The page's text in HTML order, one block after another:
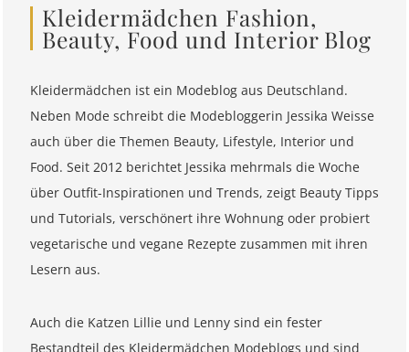
Kleidermädchen Fashion,
Beauty, Food und Interior Blog
Kleidermädchen ist ein Modeblog aus Deutschland.
Neben Mode schreibt die Modebloggerin Jessika Weisse
auch über die Themen Beauty, Lifestyle, Interior und
Food. Seit 2012 berichtet Jessika mehrmals die Woche
über Outfit-Inspirationen und Trends, zeigt Beauty Tipps
und Tutorials, verschönert ihre Wohnung oder probiert
vegetarische und vegane Rezepte zusammen mit ihren
Lesern aus.
Auch die Katzen Lillie und Lenny sind ein fester
Bestandteil des Kleidermädchen Modeblogs und sind